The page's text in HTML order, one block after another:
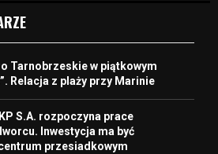
Tarnobrzeskie w piątkowym
Relacja z plaży przy Marinie
S.A. rozpoczyna prace
Inwestycja ma być
przesiadkowym